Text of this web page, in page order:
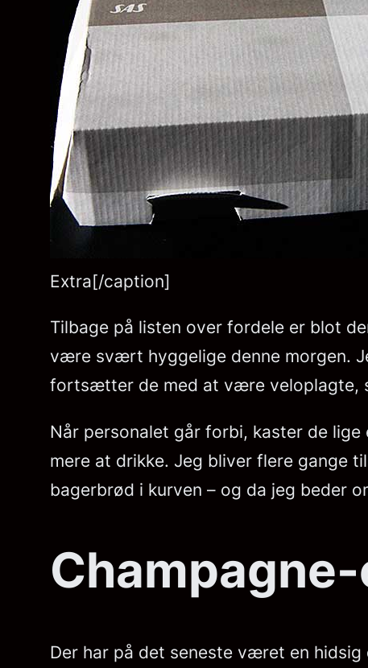
Extra[/caption]
Tilbage på listen over fordele er blot
være svært hyggelige denne morgen.
fortsætter de med at være veloplagte,
Når personalet går forbi, kaster de
mere at drikke. Jeg bliver flere gange
bagerbrød i kurven – og da jeg beder
Der har på det seneste været en